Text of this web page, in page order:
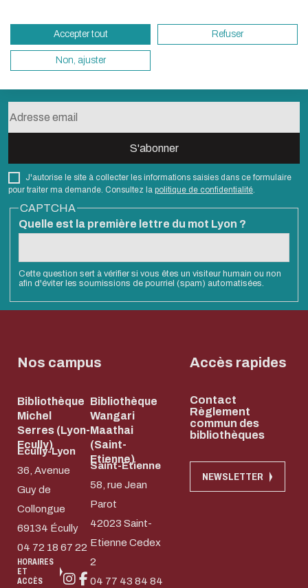
besoins énergétiques nécessaires à votre
vous pouvez le parcourir dans son Mode
sollicitera très peu nos serveurs et vous
ACTIVER LE MODE ÉCO
J'autorise le site à collecter les informations saisies dans ce formulaire
pour traiter ma demande. Consultez la politique de confidentialité.
CAPTCHA
Quelle est la première lettre du mot Lyon ?
Cette question sert à vérifier si vous êtes un visiteur humain ou non
afin d'éviter les soumissions de pourriel (spam) automatisées.
Nos campus
Bibliothèque
Michel
Serres (Lyon-
Ecully)
Ecully-Lyon
36, Avenue
Guy de
Collongue
69134 Écully
04 72 18 67 22
HORAIRES
ET
ACCÈS
Bibliothèque
Wangari
Maathai
(Saint-
Etienne)
Saint-Etienne
58, rue Jean
Parot
42023 Saint-
Etienne Cedex
2
04 77 43 84 84
Accès rapides
Contact
Règlement
commun des
bibliothèques
NEWSLETTER
Accepter tout Refuser
Non, ajuster